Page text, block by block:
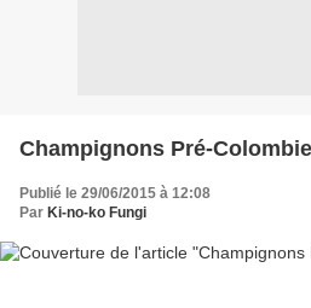
Champignons Pré-
Publié le 29/06/2015 à 12:08
Par Ki-no-ko Fungi